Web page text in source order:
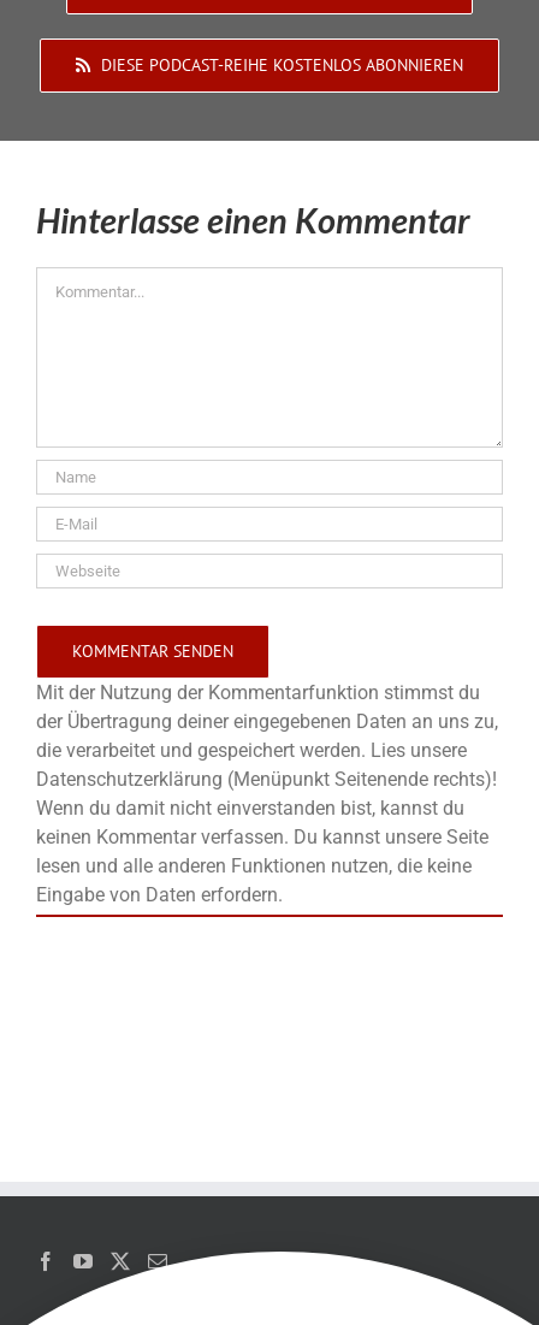
DIESE PODCAST-REIHE KOSTENLOS ABONNIEREN
Hinterlasse einen Kommentar
Mit der Nutzung der Kommentarfunktion stimmst du
der Übertragung deiner eingegebenen Daten an uns zu,
die verarbeitet und gespeichert werden. Lies unsere
Datenschutzerklärung (Menüpunkt Seitenende rechts)!
Wenn du damit nicht einverstanden bist, kannst du
keinen Kommentar verfassen. Du kannst unsere Seite
lesen und alle anderen Funktionen nutzen, die keine
Eingabe von Daten erfordern.